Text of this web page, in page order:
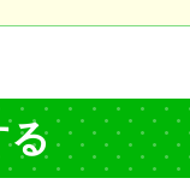
る